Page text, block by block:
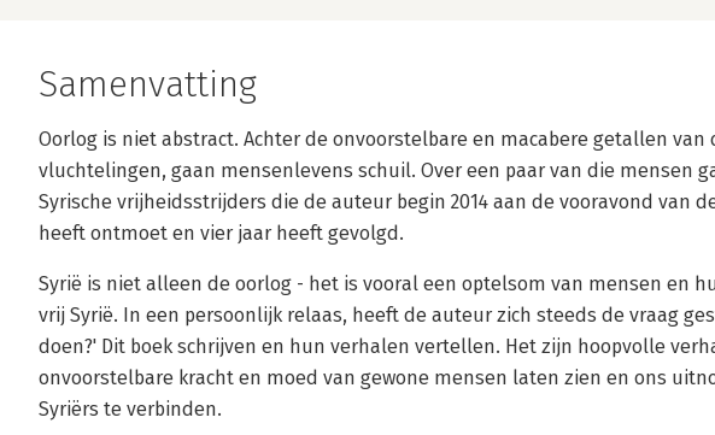
Samenvatting
Oorlog is niet abstract. Achter de onvoorstelbare en macabere getallen van
vluchtelingen, gaan mensenlevens schuil. Over een paar van die mensen
Syrische vrijheidsstrijders die de auteur begin 2014 aan de vooravond van
heeft ontmoet en vier jaar heeft gevolgd.
Syrië is niet alleen de oorlog - het is vooral een optelsom van mensen en
vrij Syrië. In een persoonlijk relaas, heeft de auteur zich steeds de vraag
doen?' Dit boek schrijven en hun verhalen vertellen. Het zijn hoopvolle
onvoorstelbare kracht en moed van gewone mensen laten zien en ons
Syriërs te verbinden.